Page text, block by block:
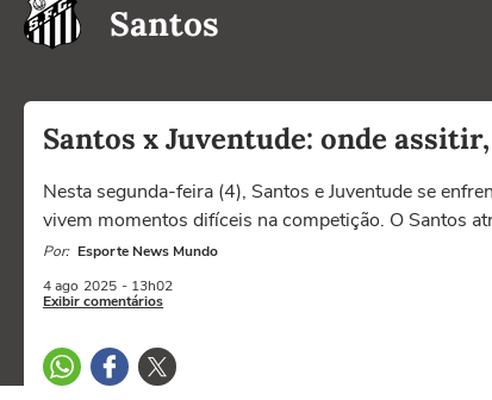
Santos
Santos x Juventude: onde
Nesta segunda-feira (4), Santos e Juventude se
vivem momentos difíceis na competição. O Santos
Por: Esporte News Mundo
4 ago 2025 - 13h02
Exibir comentários